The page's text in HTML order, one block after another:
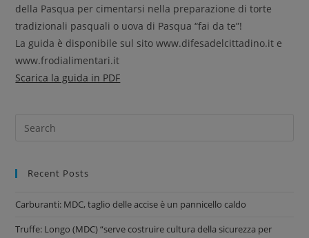
della Pasqua per cimentarsi nella preparazione di torte
tradizionali pasquali o uova di Pasqua “fai da te”!
La guida è disponibile sul sito www.difesadelcittadino.it e
www.frodialimentari.it
Scarica la guida in PDF
Recent Posts
Carburanti: MDC, taglio delle accise è un pannicello caldo
Truffe: Longo (MDC) “serve costruire cultura della sicurezza per